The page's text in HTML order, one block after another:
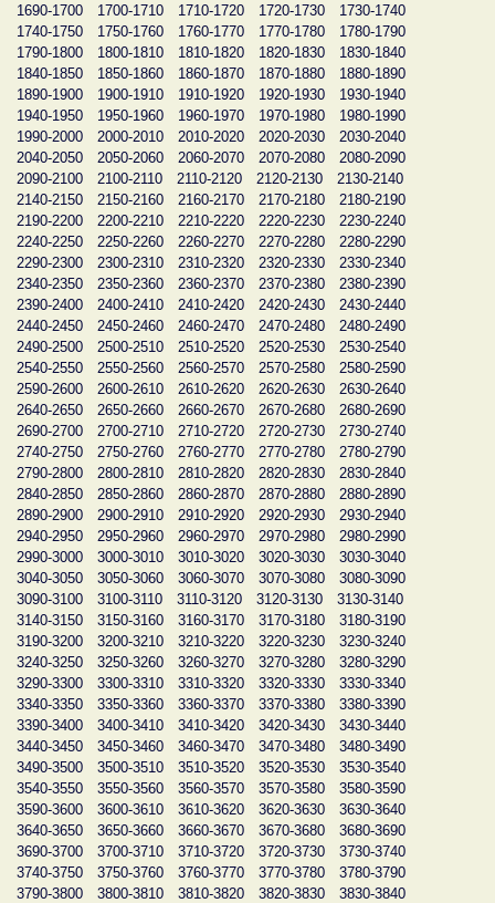
1690-1700
1700-1710 1710-1720 1720-1730
1730-1740
1740-1750
1750-1760 1760-1770 1770-1780
1780-1790
1790-1800
1800-1810 1810-1820 1820-1830
1830-1840
1840-1850
1850-1860 1860-1870 1870-1880
1880-1890
1890-1900
1900-1910 1910-1920 1920-1930
1930-1940
1940-1950
1950-1960 1960-1970 1970-1980
1980-1990
1990-2000
2000-2010 2010-2020 2020-2030
2030-2040
2040-2050
2050-2060 2060-2070 2070-2080
2080-2090
2090-2100
2100-2110 2110-2120 2120-2130
2130-2140
2140-2150
2150-2160 2160-2170 2170-2180
2180-2190
2190-2200
2200-2210 2210-2220 2220-2230
2230-2240
2240-2250
2250-2260 2260-2270 2270-2280
2280-2290
2290-2300
2300-2310 2310-2320 2320-2330
2330-2340
2340-2350
2350-2360 2360-2370 2370-2380
2380-2390
2390-2400
2400-2410 2410-2420 2420-2430
2430-2440
2440-2450
2450-2460 2460-2470 2470-2480
2480-2490
2490-2500
2500-2510 2510-2520 2520-2530
2530-2540
2540-2550
2550-2560 2560-2570 2570-2580
2580-2590
2590-2600
2600-2610 2610-2620 2620-2630
2630-2640
2640-2650
2650-2660 2660-2670 2670-2680
2680-2690
2690-2700
2700-2710 2710-2720 2720-2730
2730-2740
2740-2750
2750-2760 2760-2770 2770-2780
2780-2790
2790-2800
2800-2810 2810-2820 2820-2830
2830-2840
2840-2850
2850-2860 2860-2870 2870-2880
2880-2890
2890-2900
2900-2910 2910-2920 2920-2930
2930-2940
2940-2950
2950-2960 2960-2970 2970-2980
2980-2990
2990-3000
3000-3010 3010-3020 3020-3030
3030-3040
3040-3050
3050-3060 3060-3070 3070-3080
3080-3090
3090-3100
3100-3110 3110-3120 3120-3130
3130-3140
3140-3150
3150-3160 3160-3170 3170-3180
3180-3190
3190-3200
3200-3210 3210-3220 3220-3230
3230-3240
3240-3250
3250-3260 3260-3270 3270-3280
3280-3290
3290-3300
3300-3310 3310-3320 3320-3330
3330-3340
3340-3350
3350-3360 3360-3370 3370-3380
3380-3390
3390-3400
3400-3410 3410-3420 3420-3430
3430-3440
3440-3450
3450-3460 3460-3470 3470-3480
3480-3490
3490-3500
3500-3510 3510-3520 3520-3530
3530-3540
3540-3550
3550-3560 3560-3570 3570-3580
3580-3590
3590-3600
3600-3610 3610-3620 3620-3630
3630-3640
3640-3650
3650-3660 3660-3670 3670-3680
3680-3690
3690-3700
3700-3710 3710-3720 3720-3730
3730-3740
3740-3750
3750-3760 3760-3770 3770-3780
3780-3790
3790-3800
3800-3810 3810-3820 3820-3830
3830-3840